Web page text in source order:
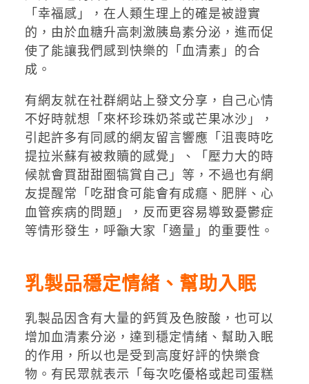
「幸福感」，在人類生理上的確是被證實
的，由於血糖升高刺激胰島素分泌，進而促
使了能讓我們感到快樂的「血清素」的合
成。
有網友就在社群網站上發文分享，自己心情
不好時就想「來杯珍珠奶茶或芒果冰沙」，
引起許多有同感的網友留言響應「沮喪時吃
提拉米蘇有被救贖的感覺」、「壓力大的時
候就會買甜甜圈犒賞自己」等，不過也有網
友提醒常「吃甜食可能會有成癮、肥胖、心
血管疾病的問題」，反而更容易導致憂鬱症
等情形發生，呼籲大家「適量」的重要性。
乳製品穩定情緒、幫助入眠
乳製品因含有大量的鈣質及色胺酸，也可以
增加血清素分泌，達到穩定情緒、幫助入眠
的作用，所以也是受到高度好評的快樂食
物。有民眾就表示「每次吃優格或起司蛋糕